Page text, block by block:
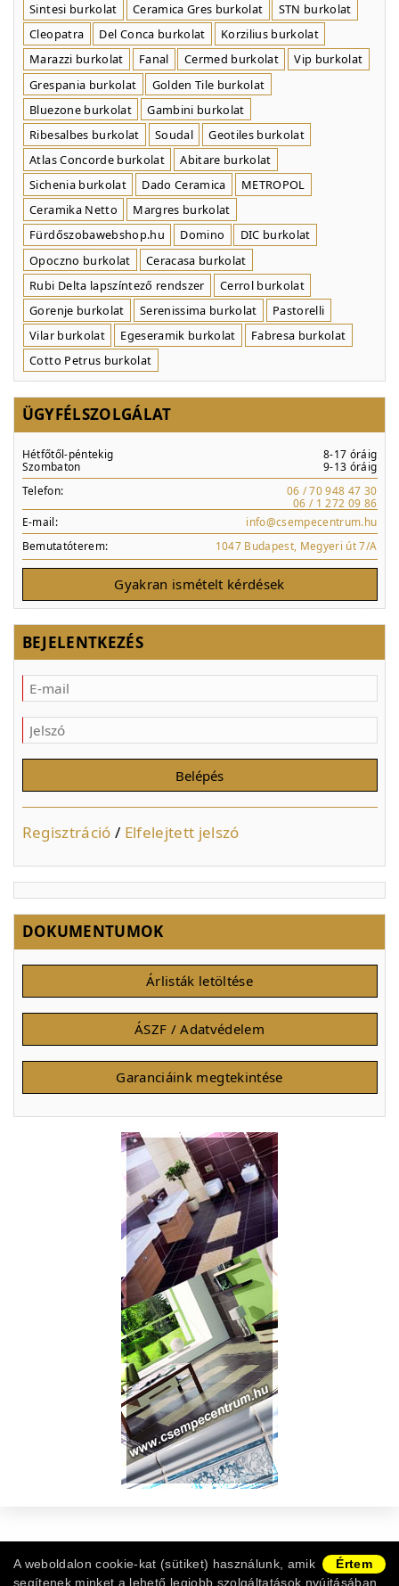
Értem
A weboldalon cookie-kat (sütiket) használunk, amik
segítenek minket a lehető legjobb szolgáltatások nyújtásában.
Sintesi burkolat
Ceramica Gres burkolat
STN burkolat
Cleopatra
Del Conca burkolat
Korzilius burkolat
Marazzi burkolat
Fanal Cermed burkolat
Vip burkolat
Grespania burkolat
Golden Tile burkolat
Bluezone burkolat
Gambini burkolat
Ribesalbes burkolat
Soudal
Geotiles burkolat
Atlas Concorde burkolat
Abitare burkolat
Sichenia burkolat
Dado Ceramica
METROPOL
Ceramika Netto
Margres burkolat
Fürdőszobawebshop.hu
Domino
DIC burkolat
Opoczno burkolat
Ceracasa burkolat
Rubi Delta lapszíntező rendszer
Cerrol burkolat
Gorenje burkolat
Serenissima burkolat
Pastorelli
Vilar burkolat
Egeseramik burkolat
Fabresa burkolat
Cotto Petrus burkolat
ÜGYFÉLSZOLGÁLAT
Hétfőtől-péntekig
8-17 óráig
Szombaton
9-13 óráig
Telefon:
06 / 70 948 47 30
06 / 1 272 09 86
E-mail:
info@csempecentrum.hu
Bemutatóterem:
1047 Budapest, Megyeri út 7/A
Gyakran ismételt kérdések
BEJELENTKEZÉS
Regisztráció / Elfelejtett jelszó
DOKUMENTUMOK
Árlisták letöltése
ÁSZF / Adatvédelem
Garanciáink megtekintése
ÁSZF|
Adatvédelem
Vásárlói információk | Ügyfélszolgálat